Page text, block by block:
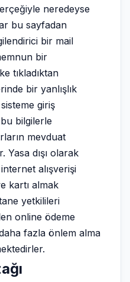
neredeyse
bu sayfadan
bir mail
bir
tıkladıktan
bir yanlışlık
giriş
bilgilerle
mevduat
Yasa dışı olarak
alışverişi
kartı almak
yetkilileri
online ödeme
fazla önlem alma